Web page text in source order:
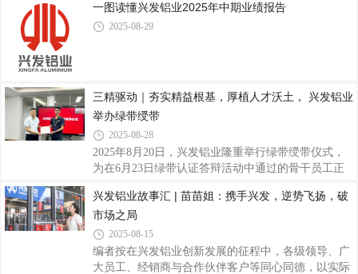
业互联网”深度融合的重要载体，是推动制造业高端
化、智能化、绿色化发展的关键力量。此次评选经企
个工业遗存，生态景观，现代科研三合一综合体，以
其前瞻性的设计理念与卓越的建筑品质，成为区域发
造与新建工程同步推进，打造集艺术、文化、科创于
一体的世界级产城融合新典范。张江之尚位于国家自
主创新示范区与上海自贸试验区——浦东张江核心
一图读懂兴发铝业2025年中期业绩报告
2025-08-29
三精驱动｜夯实精益根基，厚植人才沃土， 兴发铝业
举办绿带绶带
2025-08-28
2025年8月20日，兴发铝业隆重举行绿带绶带仪式，
为在6月23日绿带认证答辩活动中通过的骨干员工正
主会场，其余基地通过线上方式同步参与。12位来自
不同岗位的精益骨干接受绶带，精益项目分管领导刘
允棠出席仪式并为绿带获得者绶带、颁发证书。分管
领导刘允棠为绿带获得者绶带绶带仪式简洁而庄重，
既是对6月绿带认证成果的正式确认，也标志着这批
兴发铝业故事汇 | 苗苗姐：携手兴发，逆势飞扬，破
市场之局
2025-08-15
编者按在兴发铝业创新发展的征程中，各级领导、广
大员工、经销商与合作伙伴客户等同心同德，以实际